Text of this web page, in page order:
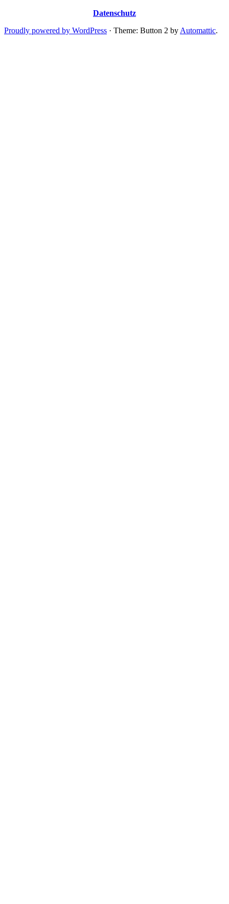
Datenschutz
Proudly powered by WordPress · Theme: Button 2 by Automattic.